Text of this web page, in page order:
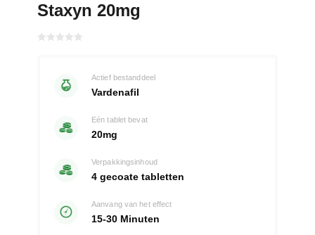
Staxyn 20mg
Actief bestanddeel
Vardenafil
Eén tablet bevat
20mg
Verpakkingsinhoud
4 gecoate tabletten
Aanvang van het effect
15-30 Minuten